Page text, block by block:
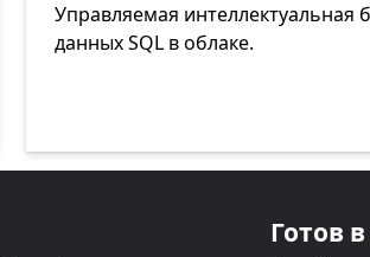
Управляемая интеллектуальная
данных SQL в облаке.
Готов